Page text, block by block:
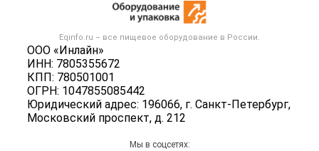
Eqinfo.ru – все пищевое оборудование в России.
ООО «Инлайн»
ИНН: 7805355672
КПП: 780501001
ОГРН: 1047855085442
Юридический адрес: 196066, г. Санкт-Петербург,
Московский проспект, д. 212
Публичная оферта
Контактная информация
Политика обработки персональных данных
Вакансии
Блог
Оборудование для пищепрома
Тара и упаковка
Б/у оборудование
Информация о компаниях
Добавить объявление
Карта объявлений
Мы в соцсетях: